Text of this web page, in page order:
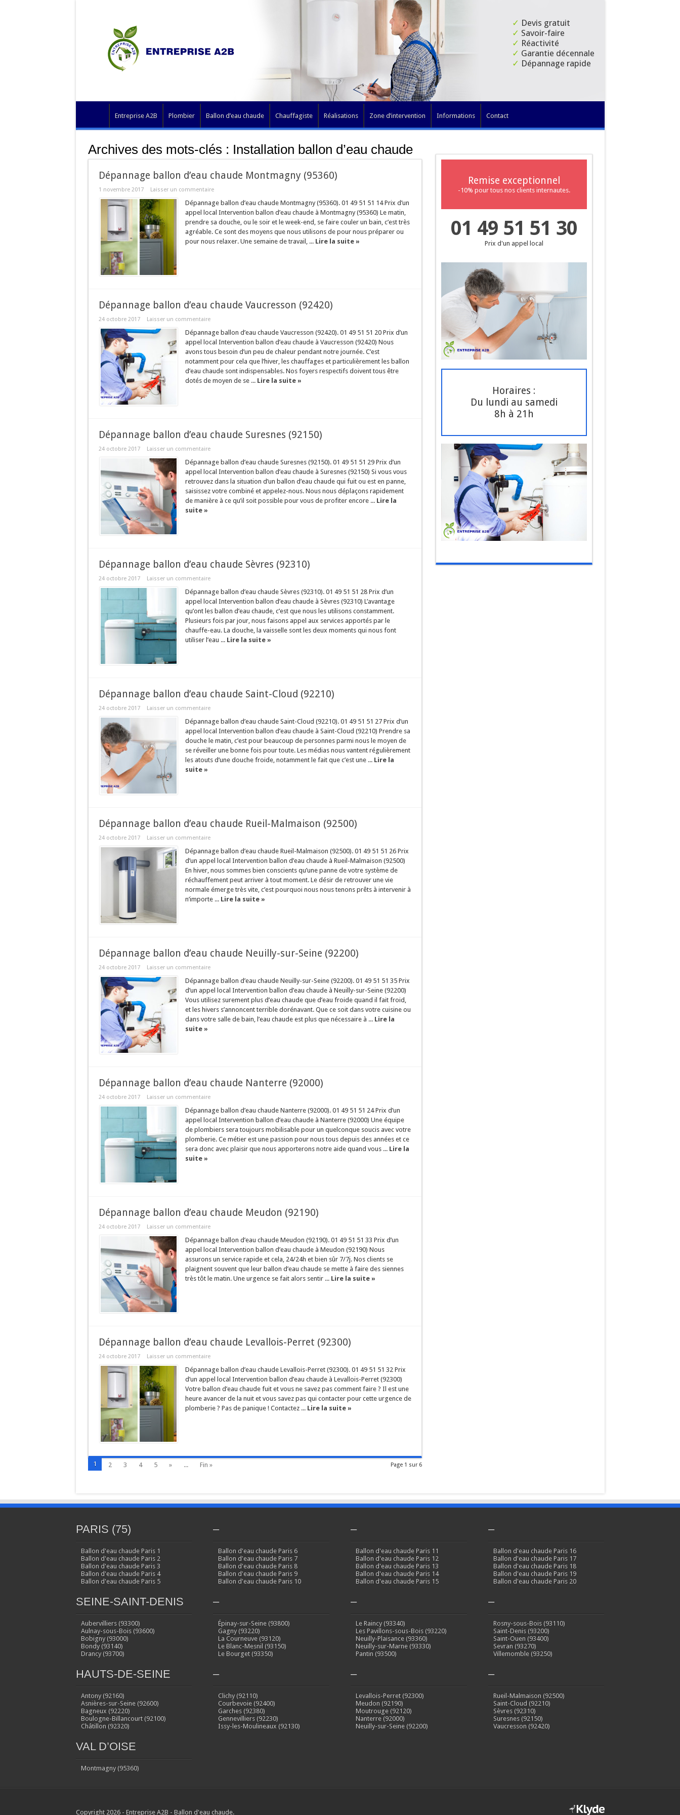
✓ Devis gratuit
✓ Savoir-faire
✓ Réactivité
✓ Garantie décennale
✓ Dépannage rapide
Entreprise A2B Plombier Ballon d’eau chaude Chauffagiste Réalisations Zone d’intervention Informations Contact
Archives des mots-clés : Installation ballon d’eau chaude
Dépannage ballon d’eau chaude Montmagny (95360)
1 novembre 2017 Laisser un commentaire
Dépannage ballon d’eau chaude Montmagny (95360). 01 49 51 51 14 Prix d’un
appel local Intervention ballon d’eau chaude à Montmagny (95360) Le matin,
prendre sa douche, ou le soir et le week-end, se faire couler un bain, c’est très
agréable. Ce sont des moyens que nous utilisons de pour nous préparer ou
pour nous relaxer. Une semaine de travail, ... Lire la suite »
Dépannage ballon d’eau chaude Vaucresson (92420)
24 octobre 2017 Laisser un commentaire
Dépannage ballon d’eau chaude Vaucresson (92420). 01 49 51 51 20 Prix d’un
appel local Intervention ballon d’eau chaude à Vaucresson (92420) Nous
avons tous besoin d’un peu de chaleur pendant notre journée. C’est
notamment pour cela que l’hiver, les chauffages et particulièrement les ballon
d’eau chaude sont indispensables. Nos foyers respectifs doivent tous être
dotés de moyen de se ... Lire la suite »
Dépannage ballon d’eau chaude Suresnes (92150)
24 octobre 2017 Laisser un commentaire
Dépannage ballon d’eau chaude Suresnes (92150). 01 49 51 51 29 Prix d’un
appel local Intervention ballon d’eau chaude à Suresnes (92150) Si vous vous
retrouvez dans la situation d’un ballon d’eau chaude qui fuit ou est en panne,
saisissez votre combiné et appelez-nous. Nous nous déplaçons rapidement
de manière à ce qu’il soit possible pour vous de profiter encore ... Lire la
suite »
Dépannage ballon d’eau chaude Sèvres (92310)
24 octobre 2017 Laisser un commentaire
Dépannage ballon d’eau chaude Sèvres (92310). 01 49 51 51 28 Prix d’un
appel local Intervention ballon d’eau chaude à Sèvres (92310) L’avantage
qu’ont les ballon d’eau chaude, c’est que nous les utilisons constamment.
Plusieurs fois par jour, nous faisons appel aux services apportés par le
chauffe-eau. La douche, la vaisselle sont les deux moments qui nous font
utiliser l’eau ... Lire la suite »
Dépannage ballon d’eau chaude Saint-Cloud (92210)
24 octobre 2017 Laisser un commentaire
Dépannage ballon d’eau chaude Saint-Cloud (92210). 01 49 51 51 27 Prix d’un
appel local Intervention ballon d’eau chaude à Saint-Cloud (92210) Prendre sa
douche le matin, c’est pour beaucoup de personnes parmi nous le moyen de
se réveiller une bonne fois pour toute. Les médias nous vantent régulièrement
les atouts d’une douche froide, notamment le fait que c’est une ... Lire la
suite »
Dépannage ballon d’eau chaude Rueil-Malmaison (92500)
24 octobre 2017 Laisser un commentaire
Dépannage ballon d’eau chaude Rueil-Malmaison (92500). 01 49 51 51 26 Prix
d’un appel local Intervention ballon d’eau chaude à Rueil-Malmaison (92500)
En hiver, nous sommes bien conscients qu’une panne de votre système de
réchauffement peut arriver à tout moment. Le désir de retrouver une vie
normale émerge très vite, c’est pourquoi nous nous tenons prêts à intervenir à
n’importe ... Lire la suite »
Dépannage ballon d’eau chaude Neuilly-sur-Seine (92200)
24 octobre 2017 Laisser un commentaire
Dépannage ballon d’eau chaude Neuilly-sur-Seine (92200). 01 49 51 51 35 Prix
d’un appel local Intervention ballon d’eau chaude à Neuilly-sur-Seine (92200)
Vous utilisez surement plus d’eau chaude que d’eau froide quand il fait froid,
et les hivers s’annoncent terrible dorénavant. Que ce soit dans votre cuisine ou
dans votre salle de bain, l’eau chaude est plus que nécessaire à ... Lire la
suite »
Dépannage ballon d’eau chaude Nanterre (92000)
24 octobre 2017 Laisser un commentaire
Dépannage ballon d’eau chaude Nanterre (92000). 01 49 51 51 24 Prix d’un
appel local Intervention ballon d’eau chaude à Nanterre (92000) Une équipe
de plombiers sera toujours mobilisable pour un quelconque soucis avec votre
plomberie. Ce métier est une passion pour nous tous depuis des années et ce
sera donc avec plaisir que nous apporterons notre aide quand vous ... Lire la
suite »
Dépannage ballon d’eau chaude Meudon (92190)
24 octobre 2017 Laisser un commentaire
Dépannage ballon d’eau chaude Meudon (92190). 01 49 51 51 33 Prix d’un
appel local Intervention ballon d’eau chaude à Meudon (92190) Nous
assurons un service rapide et cela, 24/24h et bien sûr 7/7j. Nos clients se
plaignent souvent que leur ballon d’eau chaude se mette à faire des siennes
très tôt le matin. Une urgence se fait alors sentir ... Lire la suite »
Dépannage ballon d’eau chaude Levallois-Perret (92300)
24 octobre 2017 Laisser un commentaire
Dépannage ballon d’eau chaude Levallois-Perret (92300). 01 49 51 51 32 Prix
d’un appel local Intervention ballon d’eau chaude à Levallois-Perret (92300)
Votre ballon d’eau chaude fuit et vous ne savez pas comment faire ? Il est une
heure avancer de la nuit et vous savez pas qui contacter pour cette urgence de
plomberie ? Pas de panique ! Contactez ... Lire la suite »
Page 1 sur 6
1 2 3 4 5 » ... Fin »
Remise exceptionnel
-10% pour tous nos clients internautes.
01 49 51 51 30
Prix d'un appel local
Horaires :
Du lundi au samedi
8h à 21h
PARIS (75)
Ballon d'eau chaude Paris 1
Ballon d'eau chaude Paris 2
Ballon d'eau chaude Paris 3
Ballon d'eau chaude Paris 4
Ballon d'eau chaude Paris 5
SEINE-SAINT-DENIS
Aubervilliers (93300)
Aulnay-sous-Bois (93600)
Bobigny (93000)
Bondy (93140)
Drancy (93700)
HAUTS-DE-SEINE
Antony (92160)
Asnières-sur-Seine (92600)
Bagneux (92220)
Boulogne-Billancourt (92100)
Châtillon (92320)
VAL D’OISE
Montmagny (95360)
–
Ballon d'eau chaude Paris 6
Ballon d'eau chaude Paris 7
Ballon d'eau chaude Paris 8
Ballon d'eau chaude Paris 9
Ballon d'eau chaude Paris 10
–
Épinay-sur-Seine (93800)
Gagny (93220)
La Courneuve (93120)
Le Blanc-Mesnil (93150)
Le Bourget (93350)
–
Clichy (92110)
Courbevoie (92400)
Garches (92380)
Gennevilliers (92230)
Issy-les-Moulineaux (92130)
–
Ballon d'eau chaude Paris 11
Ballon d'eau chaude Paris 12
Ballon d'eau chaude Paris 13
Ballon d'eau chaude Paris 14
Ballon d'eau chaude Paris 15
–
Le Raincy (93340)
Les Pavillons-sous-Bois (93220)
Neuilly-Plaisance (93360)
Neuilly-sur-Marne (93330)
Pantin (93500)
–
Levallois-Perret (92300)
Meudon (92190)
Moutrouge (92120)
Nanterre (92000)
Neuilly-sur-Seine (92200)
–
Ballon d'eau chaude Paris 16
Ballon d'eau chaude Paris 17
Ballon d'eau chaude Paris 18
Ballon d'eau chaude Paris 19
Ballon d'eau chaude Paris 20
–
Rosny-sous-Bois (93110)
Saint-Denis (93200)
Saint-Ouen (93400)
Sevran (93270)
Villemomble (93250)
–
Rueil-Malmaison (92500)
Saint-Cloud (92210)
Sèvres (92310)
Suresnes (92150)
Vaucresson (92420)
Copyright 2026 - Entreprise A2B - Ballon d'eau chaude.